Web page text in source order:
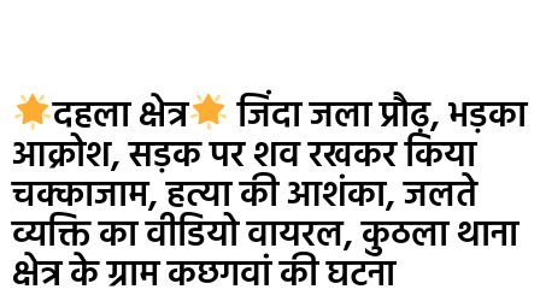
दहला क्षेत्र जिंदा जला प्रौढ़, भड़का
आक्रोश, सड़क पर शव रखकर किया
चक्काजाम, हत्या की आशंका, जलते
व्यक्ति का वीडियो वायरल, कुठला थाना
क्षेत्र के ग्राम कछगवां की घटना